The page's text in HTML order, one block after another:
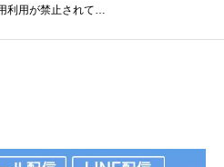
利用が禁止されて…